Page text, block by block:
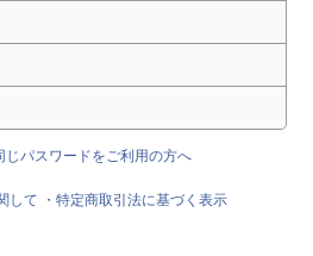
じパスワードをご利用の方へ
して
・特定商取引法に基づく表示